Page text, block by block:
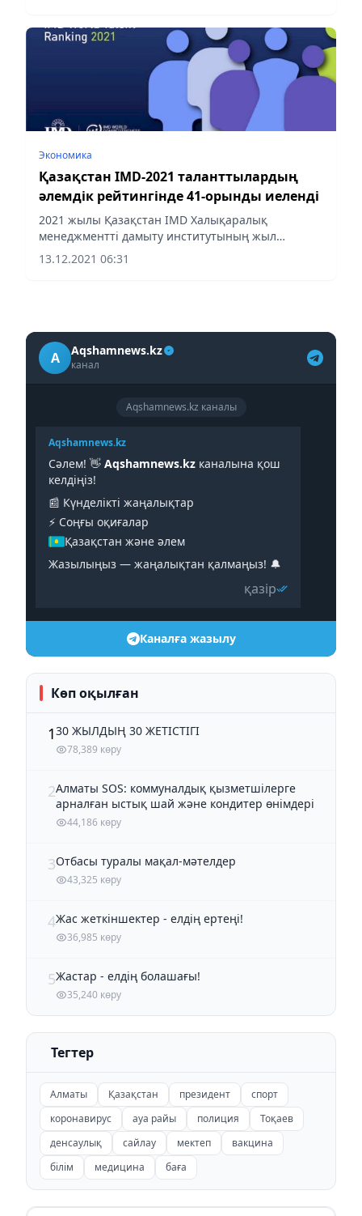
Экономика
Қазақстан IMD-2021 таланттылардың
әлемдік рейтингінде 41-орынды иеленді
2021 жылы Қазақстан IMD Халықаралық
менеджментті дамыту институтының жыл
сайынғы рейтингінде 41-орын алды
13.12.2021 06:31
A Aqshamnews.kz
канал
Aqshamnews.kz каналы
Aqshamnews.kz
Сәлем! 👋 Aqshamnews.kz каналына қош
келдіңіз!
📰 Күнделікті жаңалықтар
⚡️ Соңғы оқиғалар
Қазақстан және әлем
Жазылыңыз — жаңалықтан қалмаңыз! 🔔
қазір
Каналға жазылу
Көп оқылған
130 ЖЫЛДЫҢ 30 ЖЕТІСТІГІ
78,389 көру
2Алматы SOS: коммуналдық қызметшілерге
арналған ыстық шай және кондитер өнімдері
44,186 көру
3Отбасы туралы мақал-мәтелдер
43,325 көру
4Жас жеткіншектер - елдің ертеңі!
36,985 көру
5Жастар - елдің болашағы!
35,240 көру
Тегтер
Алматы Қазақстан президент
спорт
коронавирус
ауа райы полиция
Тоқаев
денсаулық
сайлау мектеп
вакцина
білім
медицина баға